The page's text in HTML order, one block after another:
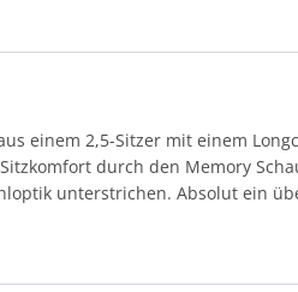
einem 2,5-Sitzer mit einem
durch den Memory
unterstrichen. Absolut ein